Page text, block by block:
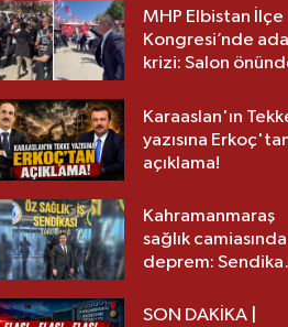
üst lige iki transfer!
MHP Elbistan İlçe
Kongresi’nde
krizi: Salon
Karaaslan'ın
yazısına
açıklama!
Kahramanmaraş
sağlık camiasında
deprem: Sendika
SON DAKİKA |